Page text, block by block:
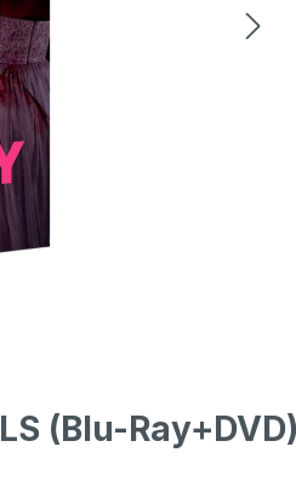
(Blu-